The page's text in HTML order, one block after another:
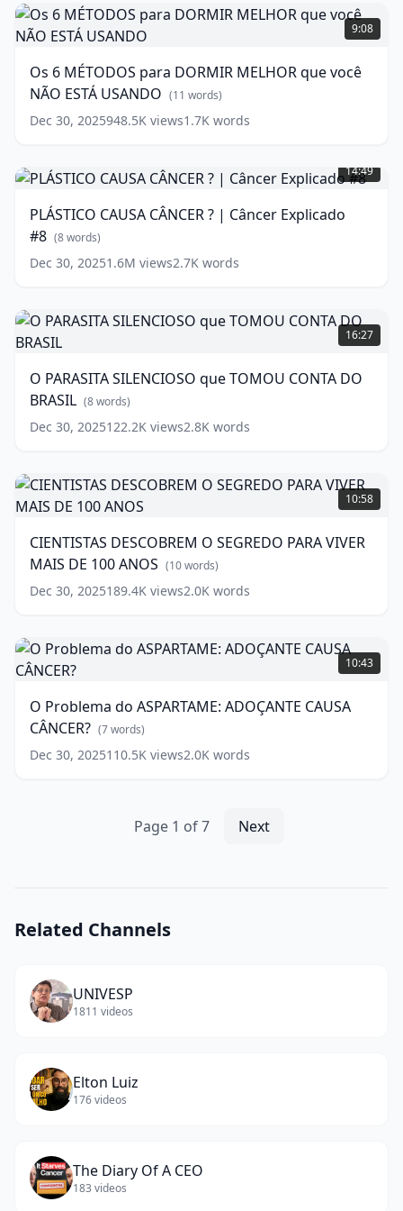
words)
Os
6
MÉTODOS
DORMIR
MELHOR
que
você
ESTÁ
USANDO (11
words)
9:08
Os 6 MÉTODOS para DORMIR MELHOR que você
NÃO ESTÁ USANDO (11 words)
Dec 30, 2025948.5K views1.7K words
CAUSA
CÂNCER
|
Câncer
Explicado
#8
14:49
PLÁSTICO CAUSA CÂNCER ? | Câncer Explicado
#8 (8words)
Dec 30, 20251.6M views2.7K words
O
PARASITA
SILENCIOSO
TOMOU
CONTA
DO
BRASIL
16:27
O PARASITA SILENCIOSO que TOMOU CONTA DO
BRASIL (8words)
Dec 30, 2025122.2K views2.8K words
CIENTISTAS
DESCOBREM
O
PARA
VIVER
MAIS
DE
ANOS
words)
10:58
CIENTISTAS DESCOBREM O SEGREDO PARA VIVER
MAIS DE 100 ANOS (10words)
Dec 30, 2025189.4K views2.0K words
O
Problema
do
ADOÇANTE
CAUSA
CÂNCER?
10:43
O Problema do ASPARTAME: ADOÇANTE CAUSA
CÂNCER? (7words)
Dec 30, 2025110.5K views2.0K words
Page 1 of7 Next
Related Channels
UNIVESP
1811 videos
Elton Luiz
176videos
The Diary Of A CEO
183 videos